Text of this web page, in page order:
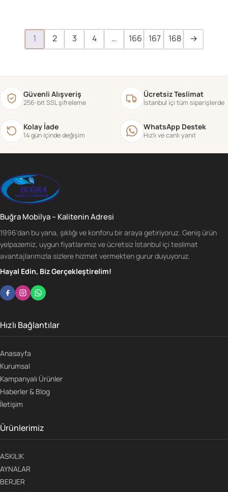
1 2 3 4 … 166 167 168 →
Güvenli Alışveriş
256-bit SSL şifreleme
Ücretsiz Teslimat
İstanbul içi tüm siparişlerde
Kolay İade
14 gün içinde değişim
WhatsApp Destek
Hızlı ve canlı yanıt
Buğra Mobilya – Kalitenin Adresi
1996'dan bu yana, şıklığı ve konforu bir araya getiriyoruz. Geniş ürün
yelpazemiz, uygun fiyatlarımız ve ücretsiz İstanbul içi teslimat
avantajlarımızla sizlere hizmet vermekten gurur duyuyoruz.
Hayal Edin, Biz Gerçekleştirelim!
Hızlı Bağlantılar
Anasayfa
Kurumsal
Kampanyalı Ürünler
Haberler & Blog
İletişim
Ürünlerimiz
ASKILIK
AYNALAR
BERJER